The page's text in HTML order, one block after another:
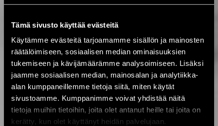
Tämä sivusto käyttää evästeitä
Käytämme evästeitä tarjoamamme sisällön ja mainosten
räätälöimiseen, sosiaalisen median ominaisuuksien
tukemiseen ja kävijämäärämme analysoimiseen. Lisäksi
jaamme sosiaalisen median, mainosalan ja analytiikka-
alan kumppaneillemme tietoja siitä, miten käytät
sivustoamme. Kumppanimme voivat yhdistää näitä
tietoja muihin tietoihin, joita olet antanut heille tai joita on
kerätty, kun olet käyttänyt heidän palvelujaan.
5.8.2026 19:33
Tabula Rasa palaa Tavastialle lähes 50
vuoden jälkeen ›
4.8.2026 07:00
Kesä huipentuu Stallörinpuistossa –
ystäväliput myynnissä! ☀️ ›